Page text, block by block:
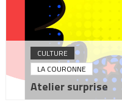
CULTURE
LA COURONNE
Atelier surprise